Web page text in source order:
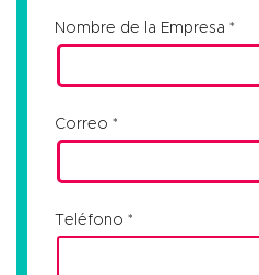
Nombre de la Empresa
Correo
Teléfono